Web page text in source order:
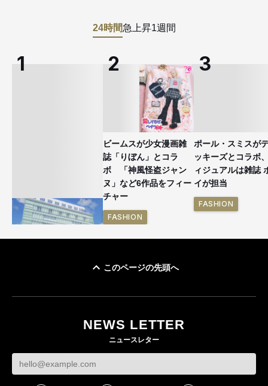
24時間急上昇1週間
ビームスが少女漫画雑
誌「りぼん」とコラ
ボ 「神風怪盗ジャン
ヌ」など6作品をフィー
チャー
FASHION
ポール・スミスが
ッキーズとコラボ
ィジュアルは雑誌
イが担当
FASHION
このページの先頭へ
NEWS LETTER
ニュースレター